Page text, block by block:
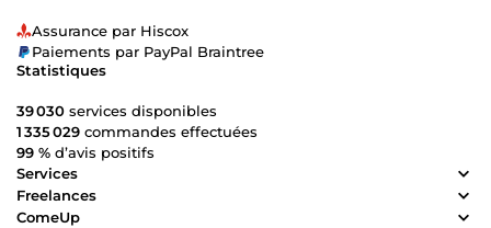
Assurance par Hiscox
Paiements par PayPal Braintree
Statistiques
39 030 services disponibles
1 335 029 commandes effectuées
99 % d’avis positifs
Services
Freelances
ComeUp